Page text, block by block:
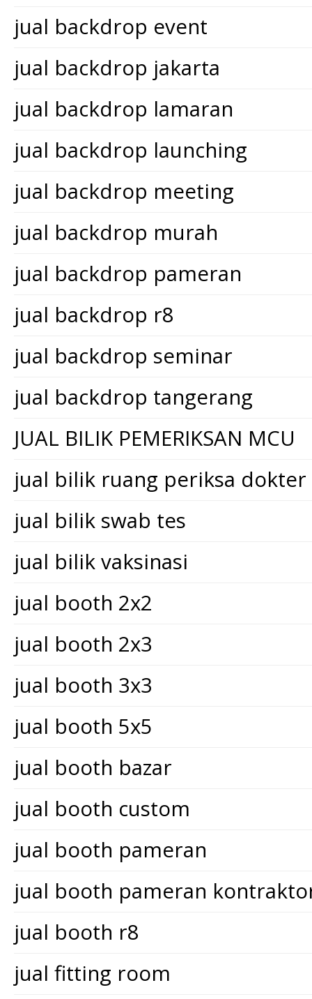
jual backdrop event
jual backdrop jakarta
jual backdrop lamaran
jual backdrop launching
jual backdrop meeting
jual backdrop murah
jual backdrop pameran
jual backdrop r8
jual backdrop seminar
jual backdrop tangerang
JUAL BILIK PEMERIKSAN MCU
jual bilik ruang periksa dokter
jual bilik swab tes
jual bilik vaksinasi
jual booth 2x2
jual booth 2x3
jual booth 3x3
jual booth 5x5
jual booth bazar
jual booth custom
jual booth pameran
jual booth pameran
jual booth r8
jual fitting room